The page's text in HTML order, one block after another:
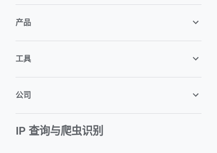
产品
工具
公司
IP 查询与爬虫识别